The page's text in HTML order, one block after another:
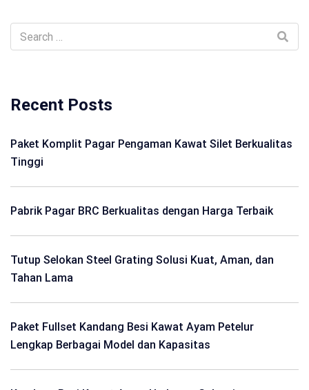
Recent Posts
Paket Komplit Pagar Pengaman Kawat Silet Berkualitas
Tinggi
Pabrik Pagar BRC Berkualitas dengan Harga Terbaik
Tutup Selokan Steel Grating Solusi Kuat, Aman, dan
Tahan Lama
Paket Fullset Kandang Besi Kawat Ayam Petelur
Lengkap Berbagai Model dan Kapasitas